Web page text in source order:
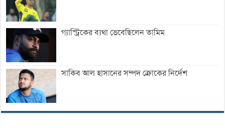
গ্যাস্ট্রিকের ব্যথা ভেবেছিলেন তামিম
সাকিব আল হাসানের সম্পদ ক্রোকের নির্দেশ